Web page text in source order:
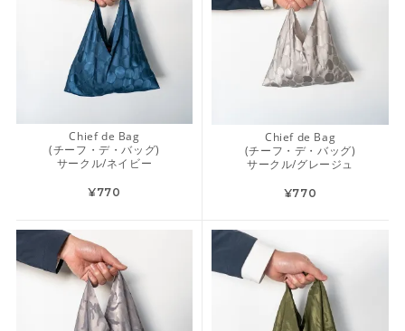
Chief de Bag
(チーフ・デ・バッグ)
サークル/ネイビー
¥770
Chief de Bag
(チーフ・デ・バッグ)
サークル/グレージュ
¥770